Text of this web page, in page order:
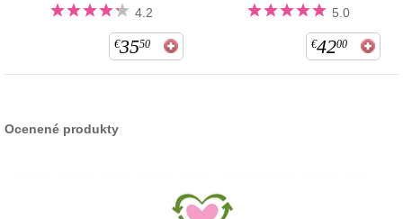
4.2
€3550
5.0
€4200
Ocenené produkty